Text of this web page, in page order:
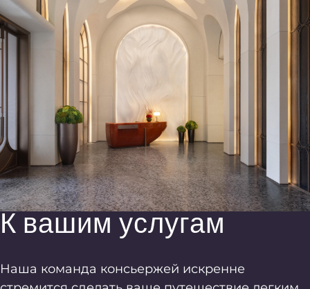
К вашим услугам
Наша команда консьержей искренне